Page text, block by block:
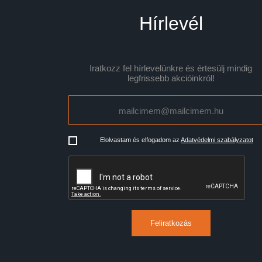
Hírlevél
Iratkozz fel hírlevelünkre és értesülj mindig
legfrissebb akcióinkról!
Elolvastam és elfogadom az Adatvédelmi szabályzatot
Feliratkozás